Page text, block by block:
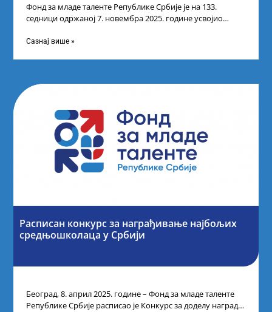
Фонд за младе таленте Републике Србије је на 133.
седници одржаној 7. новембра 2025. године усвојио
Сазнај више »
Расписан конкурс за награђивање најбољих
средњошколаца у Србији
Београд, 8. април 2025. године – Фонд за младе таленте
Републике Србије расписао је Конкурс за доделу награда